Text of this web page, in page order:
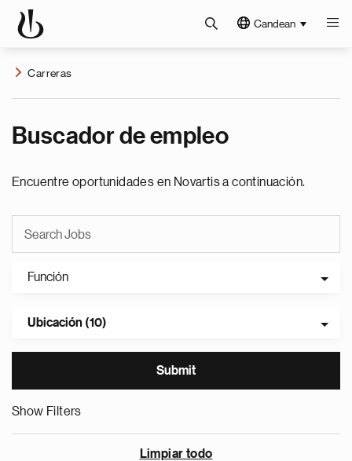
Candean
Carreras
Buscador de empleo
Encuentre oportunidades en Novartis a continuación.
Función
Ubicación (10)
Show Filters
Limpiar todo